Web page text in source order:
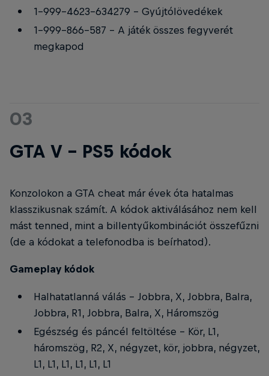
1-999-4623-634279 - Gyújtólövedékek
1-999-866-587 - A játék összes fegyverét
megkapod
03
GTA V - PS5 kódok
Konzolokon a GTA cheat már évek óta hatalmas
klasszikusnak számít. A kódok aktiválásához nem kell
mást tenned, mint a billentyűkombinációt összefűzni
(de a kódokat a telefonodba is beírhatod).
Gameplay kódok
Halhatatlanná válás - Jobbra, X, Jobbra, Balra,
Jobbra, R1, Jobbra, Balra, X, Háromszög
Egészség és páncél feltöltése - Kör, L1,
háromszög, R2, X, négyzet, kör, jobbra, négyzet,
L1, L1, L1, L1, L1, L1